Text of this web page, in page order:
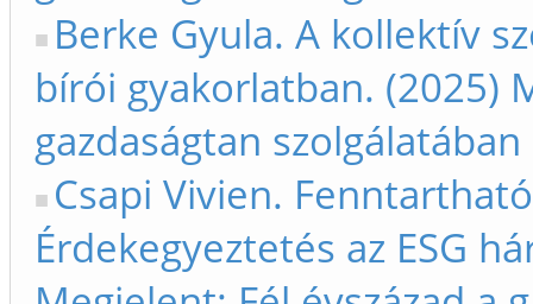
Berke Gyula. A kollektív
bírói gyakorlatban. (2025)
gazdaságtan
Csapi Vivien.
Érdekegyeztetés az ESG